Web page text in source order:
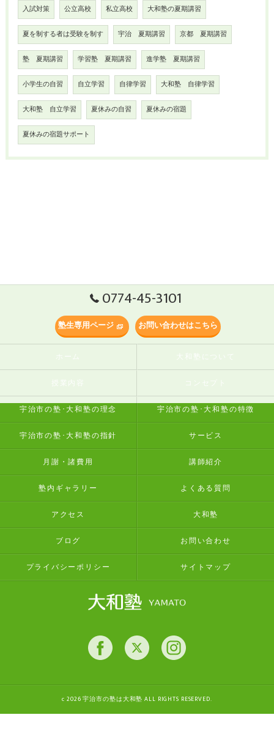
入試対策 公立高校 私立高校 大和塾の夏期講習
夏を制する者は受験を制す 宇治 夏期講習 京都 夏期講習
塾 夏期講習 学習塾 夏期講習 進学塾 夏期講習
小学生の自習 自立学習 自律学習 大和塾 自律学習
大和塾 自立学習 夏休みの自習 夏休みの宿題
夏休みの宿題サポート
0774-45-3101
塾生専用ページ お問い合わせはこちら
ホーム 大和塾について
授業内容 コンセプト
宇治市の塾･大和塾の理念 宇治市の塾･大和塾の特徴
宇治市の塾･大和塾の指針 サービス
月謝・諸費用 講師紹介
塾内ギャラリー よくある質問
アクセス 大和塾
ブログ お問い合わせ
プライバシーポリシー サイトマップ
c 2026 宇治市の塾は大和塾 ALL RIGHTS RESERVED.